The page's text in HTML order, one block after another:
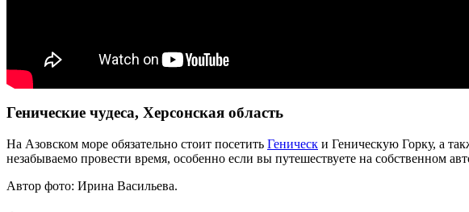
Генические чудеса, Херсонская область
На Азовском море обязательно стоит посетить Геническ и Геническую Горку, а
незабываемо провести время, особенно если вы путешествуете на собственном
Автор фото: Ирина Васильева.